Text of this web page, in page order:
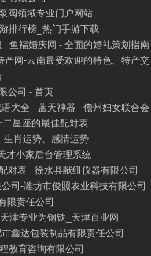
阀领域专业门户网站
排行榜_热门手游下载
鱼福婚庆网 - 全面的婚礼策划指南
网-云南最受欢迎的特色、特产交
公司 - 首页
大全
蓝天神器
儋州妇女联合会
星座的最佳配对表
生肖运势、感情运势
才小家后台管理系统
对表
徐水县献纽仪器有限公司
司-潍坊市俊照农业科技有限公司
限责任公司
津专业为钢铁_天津百业网
鑫达包装制品有限责任公司
教育咨询有限公司